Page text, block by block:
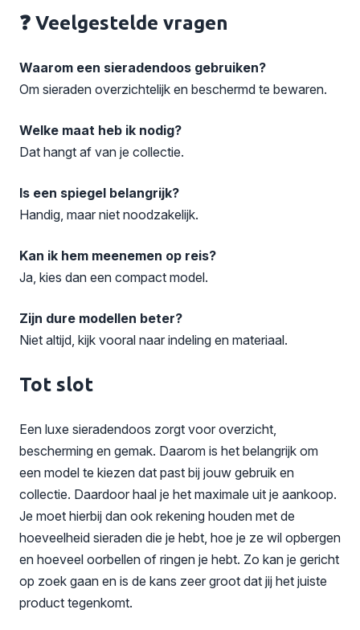
❓ Veelgestelde vragen
Waarom een sieradendoos gebruiken?
Om sieraden overzichtelijk en beschermd te bewaren.
Welke maat heb ik nodig?
Dat hangt af van je collectie.
Is een spiegel belangrijk?
Handig, maar niet noodzakelijk.
Kan ik hem meenemen op reis?
Ja, kies dan een compact model.
Zijn dure modellen beter?
Niet altijd, kijk vooral naar indeling en materiaal.
Tot slot
Een luxe sieradendoos zorgt voor overzicht,
bescherming en gemak. Daarom is het belangrijk om
een model te kiezen dat past bij jouw gebruik en
collectie. Daardoor haal je het maximale uit je aankoop.
Je moet hierbij dan ook rekening houden met de
hoeveelheid sieraden die je hebt, hoe je ze wil opbergen
en hoeveel oorbellen of ringen je hebt. Zo kan je gericht
op zoek gaan en is de kans zeer groot dat jij het juiste
product tegenkomt.